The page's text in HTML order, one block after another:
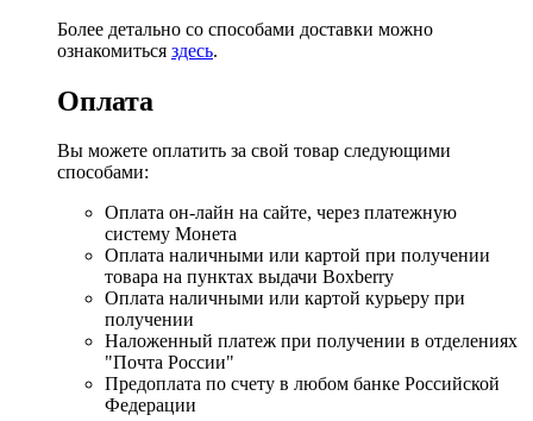
Более детально со способами доставки можно
ознакомиться здесь.
Оплата
Вы можете оплатить за свой товар следующими
способами:
Оплата он-лайн на сайте, через платежную
систему Монета
Оплата наличными или картой при получении
товара на пунктах выдачи Boxberry
Оплата наличными или картой курьеру при
получении
Наложенный платеж при получении в отделениях
"Почта России"
Предоплата по счету в любом банке Российской
Федерации